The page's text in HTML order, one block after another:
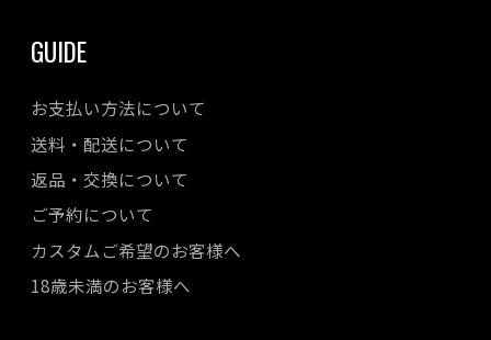
GUIDE
お支払い方法について
送料・配送について
返品・交換について
ご予約について
カスタムご希望のお客様へ
18歳未満のお客様へ